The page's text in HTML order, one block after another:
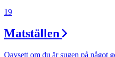
19
Matställen
Oavsett om du är sugen på något